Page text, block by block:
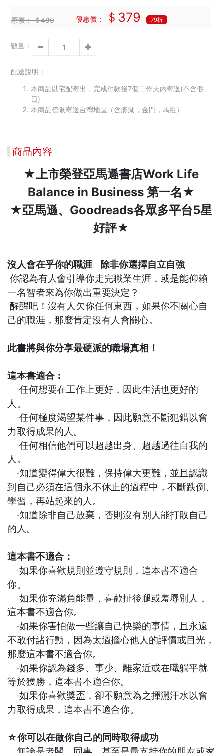
原價：＄480 優惠價： ＄379 79折
數量：
配送說明：
本商品以宅配寄出，完成付款後7個工作天內寄送(不含假
日)
本商品僅限寄送台灣地區（含澎湖，金門，馬祖）
商品內容
★上市榮登亞馬遜書店Work Life
Balance in Business 第一名★
★亞馬遜、Goodreads各眾多平台5星
好評★
沒人會在乎你的職涯 除非你選擇自立自強
你認為有人會引導你走完職業生涯，或是能仰賴
一名智者來為你做出重要決定？
醒醒吧！沒有人欠你任何東西，如果你不關心自
己的職涯，那麼肯定沒有人會關心。
此書將與你分享最硬派的職場真相！
這本書適合：
‧任何想要在工作上更好，因此生活也更好的
人。
‧任何極度渴望某件事，因此願意不斷犯錯以奮
力取得成果的人。
‧任何相信他們可以超越出身、超越過往自我的
人。
‧知道變得偉大很難，保持偉大更難，並且認識
到自己必須在這個永不休止的過程中，不斷跌倒、
學習，再站起來的人。
‧知道除非自己放棄，否則沒有別人能打敗自己
的人。
這本書不適合：
‧如果你喜歡規則並遵守規則，這本書不適合
你。
‧如果你充滿負能量，喜歡扯後腿或羞辱別人，
這本書不適合你。
‧如果你害怕做一些讓自己快樂的事情，且永遠
不敢付諸行動，因為太過擔心他人的評價或目光，
那麼這本書不適合你。
‧如果你認為錢多、事少、離家近或在職躺平就
等於獲勝，這本書不適合你。
‧如果你喜歡獎盃，卻不願意為之揮灑汗水以奮
力取得成果，這本書不適合你。
☆你可以在做你自己的同時取得成功